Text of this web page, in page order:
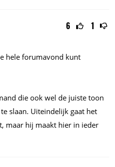
6 1
hele forumavond kunt
die ook wel de juiste toon
slaan. Uiteindelijk gaat het
maar hij maakt hier in ieder